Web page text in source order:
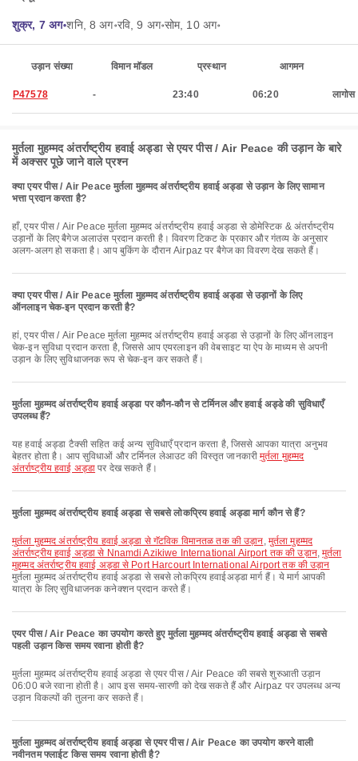
शुक्र, 7 अग॰शनि, 8 अग॰रवि, 9 अग॰सोम, 10 अग॰
उड़ान संख्या विमान मॉडल प्रस्थान आगमन
P47578 - 23:40 06:20 लागोस
मुर्तला मुहम्मद अंतर्राष्ट्रीय हवाई अड्डा से एयर पीस / Air Peace की उड़ान के बारे
में अक्सर पूछे जाने वाले प्रश्न
क्या एयर पीस / Air Peace मुर्तला मुहम्मद अंतर्राष्ट्रीय हवाई अड्डा से उड़ान के लिए सामान
भत्ता प्रदान करता है?
हाँ, एयर पीस / Air Peace मुर्तला मुहम्मद अंतर्राष्ट्रीय हवाई अड्डा से डोमेस्टिक & अंतर्राष्ट्रीय
उड़ानों के लिए बैगेज अलाउंस प्रदान करती है। विवरण टिकट के प्रकार और गंतव्य के अनुसार
अलग-अलग हो सकता है। आप बुकिंग के दौरान Airpaz पर बैगेज का विवरण देख सकते हैं।
क्या एयर पीस / Air Peace मुर्तला मुहम्मद अंतर्राष्ट्रीय हवाई अड्डा से उड़ानों के लिए
ऑनलाइन चेक-इन प्रदान करती है?
हां, एयर पीस / Air Peace मुर्तला मुहम्मद अंतर्राष्ट्रीय हवाई अड्डा से उड़ानों के लिए ऑनलाइन
चेक-इन सुविधा प्रदान करता है, जिससे आप एयरलाइन की वेबसाइट या ऐप के माध्यम से अपनी
उड़ान के लिए सुविधाजनक रूप से चेक-इन कर सकते हैं।
मुर्तला मुहम्मद अंतर्राष्ट्रीय हवाई अड्डा पर कौन-कौन से टर्मिनल और हवाई अड्डे की सुविधाएँ
उपलब्ध हैं?
यह हवाई अड्डा टैक्सी सहित कई अन्य सुविधाएँ प्रदान करता है, जिससे आपका यात्रा अनुभव
बेहतर होता है। आप सुविधाओं और टर्मिनल लेआउट की विस्तृत जानकारीमुर्तला मुहम्मद
अंतर्राष्ट्रीय हवाई अड्डा पर देख सकते हैं।
मुर्तला मुहम्मद अंतर्राष्ट्रीय हवाई अड्डा से सबसे लोकप्रिय हवाई अड्डा मार्ग कौन से हैं?
मुर्तला मुहम्मद अंतर्राष्ट्रीय हवाई अड्डा से गॅटविक विमानतळ तक की उड़ान, मुर्तला मुहम्मद
अंतर्राष्ट्रीय हवाई अड्डा से Nnamdi Azikiwe International Airport तक की उड़ान,मुर्तला
मुहम्मद अंतर्राष्ट्रीय हवाई अड्डा से Port Harcourt International Airport तक की उड़ान
मुर्तला मुहम्मद अंतर्राष्ट्रीय हवाई अड्डा से सबसे लोकप्रिय हवाईअड्डा मार्ग हैं। ये मार्ग आपकी
यात्रा के लिए सुविधाजनक कनेक्शन प्रदान करते हैं।
एयर पीस / Air Peace का उपयोग करते हुए मुर्तला मुहम्मद अंतर्राष्ट्रीय हवाई अड्डा से सबसे
पहली उड़ान किस समय रवाना होती है?
मुर्तला मुहम्मद अंतर्राष्ट्रीय हवाई अड्डा से एयर पीस / Air Peace की सबसे शुरुआती उड़ान
06:00 बजे रवाना होती है। आप इस समय-सारणी को देख सकते हैं और Airpaz पर उपलब्ध अन्य
उड़ान विकल्पों की तुलना कर सकते हैं।
मुर्तला मुहम्मद अंतर्राष्ट्रीय हवाई अड्डा से एयर पीस / Air Peace का उपयोग करने वाली
नवीनतम फ्लाईट किस समय रवाना होती है?